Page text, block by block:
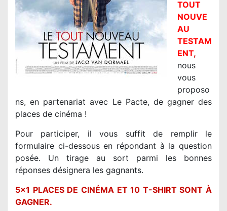
TOUT
NOUVE
AU
TESTAM
ENT,
nous
vous
proposo
ns, en partenariat avec Le Pacte, de gagner des
places de cinéma !
Pour participer, il vous suffit de remplir le
formulaire ci-dessous en répondant à la question
posée. Un tirage au sort parmi les bonnes
réponses désignera les gagnants.
5×1 PLACES DE CINÉMA ET 10 T-SHIRT SONT À
GAGNER.